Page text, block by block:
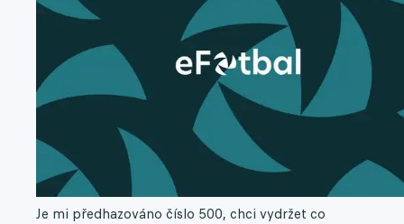
Je mi předhazováno číslo 500, chci vydržet co